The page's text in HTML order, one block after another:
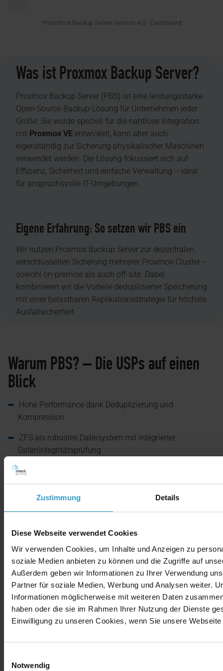
Zustimmung Details
Diese Webseite verwendet Cookies
Wir verwenden Cookies, um Inhalte und Anzeigen zu
soziale Medien anbieten zu können und die Zugriffe auf
Außerdem geben wir Informationen zu Ihrer Verwendung
Partner für soziale Medien, Werbung und Analysen weiter.
Informationen möglicherweise mit weiteren Daten
haben oder die sie im Rahmen Ihrer Nutzung der Dienste
Einwilligung zu unseren Cookies, wenn Sie unsere
Notwendig
Proxomox Backup Server Version 4.0 - Dashboard
Was ist Proxmox Backup Server?
Proxmox Backup Server (PBS) ist eine leistungsstarke
Open-Source-Backup-Lösung für Unternehmen jeder
Größe. Sie wurde speziell für die nahtlose Integration
mit Proxmox VE entwickelt, kann aber auch
eigenständig zur Sicherung physikalischer Maschinen
verwendet werden. Die Lösung fokussiert sich auf
Effizienz, Sicherheit und einfache Verwaltung – ideal
für anspruchsvolle IT-Umgebungen.
Eigene Erfahrung: So setzen wir PBS ein
Wir nutzen Proxmox Backup Server zur dezentralen,
verschlüsselten Sicherung mehrerer Proxmox-Cluster –
sowohl on-premise als auch off-site. Dabei
kombinieren wir die Vorteile deduplizierter Speicherung
mit einer belastbaren Replikationsstrategie für höchste
Ausfallsicherheit.
Warum PBS? – Die USPs auf einen
Blick
Hohe Performance dank Deduplizierung und
Kompression
ZFS als robustes Dateisystem mit integrierter
Datenintegritätsprüfung
Inkrementelle, verschlüsselte Backups
Flexible Speicherziele – von lokalem Storage bis zu S3-
PBS als echte Open-Source-
Alternative
Im Vergleich zu kommerziellen Backup-Systemen punktet
Proxmox Backup Server mit klaren Vorteilen: keine